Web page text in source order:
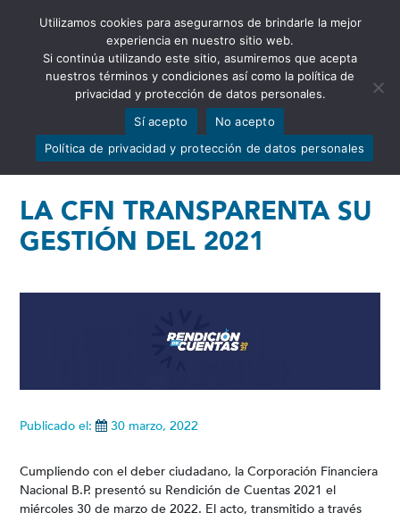
Abrir barra de herramientas
LA CFN TRANSPARENTA SU
GESTIÓN DEL 2021
Publicado el: 30 marzo, 2022
Cumpliendo con el deber ciudadano, la Corporación Financiera
Nacional B.P. presentó su Rendición de Cuentas 2021 el
miércoles 30 de marzo de 2022. El acto, transmitido a través
Utilizamos cookies para asegurarnos de brindarle la mejor
experiencia en nuestro sitio web.
Si continúa utilizando este sitio, asumiremos que acepta
nuestros términos y condiciones así como la política de
privacidad y protección de datos personales.
Sí acepto
No acepto
Política de privacidad y protección de datos personales